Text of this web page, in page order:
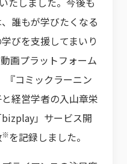
誰もが学びたくなる
びを支援してまいり
画プラットフォーム
『コミックラーニン
経営学者の入山章栄
」サービス開
※を記録しました。